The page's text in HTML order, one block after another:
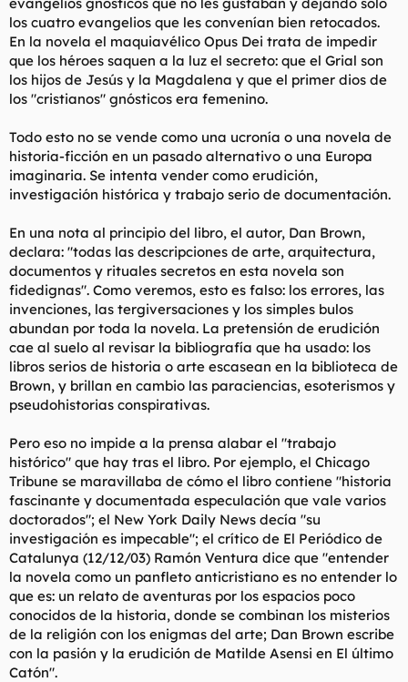
los cuatro evangelios que les convenían bien retocados.
En la novela el maquiavélico Opus Dei trata de impedir
que los héroes saquen a la luz el secreto: que el Grial son
los hijos de Jesús y la Magdalena y que el primer dios de
los "cristianos" gnósticos era femenino.
Todo esto no se vende como una ucronía o una novela de
historia-ficción en un pasado alternativo o una Europa
imaginaria. Se intenta vender como erudición,
investigación histórica y trabajo serio de documentación.
En una nota al principio del libro, el autor, Dan Brown,
declara: "todas las descripciones de arte, arquitectura,
documentos y rituales secretos en esta novela son
fidedignas". Como veremos, esto es falso: los errores, las
invenciones, las tergiversaciones y los simples bulos
abundan por toda la novela. La pretensión de erudición
cae al suelo al revisar la bibliografía que ha usado: los
libros serios de historia o arte escasean en la biblioteca de
Brown, y brillan en cambio las paraciencias, esoterismos y
pseudohistorias conspirativas.
Pero eso no impide a la prensa alabar el "trabajo
histórico" que hay tras el libro. Por ejemplo, el Chicago
Tribune se maravillaba de cómo el libro contiene "historia
fascinante y documentada especulación que vale varios
doctorados"; el New York Daily News decía "su
investigación es impecable"; el crítico de El Periódico de
Catalunya (12/12/03) Ramón Ventura dice que "entender
la novela como un panfleto anticristiano es no entender lo
que es: un relato de aventuras por los espacios poco
conocidos de la historia, donde se combinan los misterios
de la religión con los enigmas del arte; Dan Brown escribe
con la pasión y la erudición de Matilde Asensi en El último
Catón".